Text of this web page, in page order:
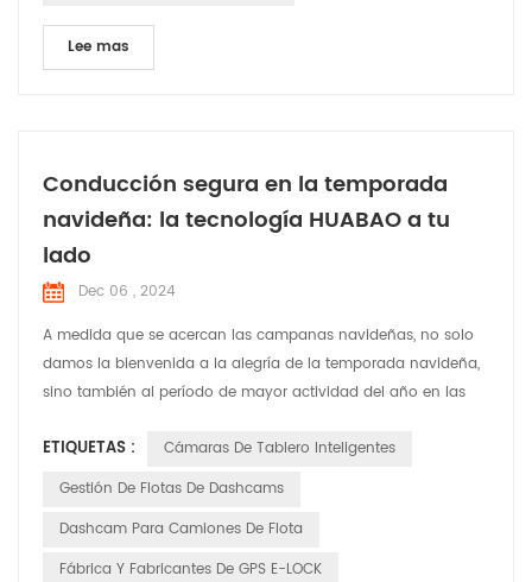
Lee mas
Conducción segura en la temporada
navideña: la tecnología HUABAO a tu
lado
Dec 06 , 2024
A medida que se acercan las campanas navideñas, no solo
damos la bienvenida a la alegría de la temporada navideña,
sino también al período de mayor actividad del año en las
HUABAO Technology, un fabricante líder de grabadoras de
conducción y productos GPS elock, se compromete a
ETIQUETAS :
Cámaras De Tablero Inteligentes
Gestión De Flotas De Dashcams
Dashcam Para Camiones De Flota
Fábrica Y Fabricantes De GPS E-LOCK